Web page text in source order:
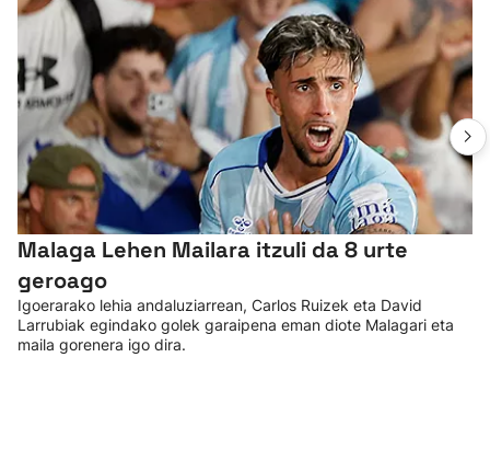
Malaga Lehen Mailara itzuli da 8 urte
geroago
Igoerarako lehia andaluziarrean, Carlos Ruizek eta David
Larrubiak egindako golek garaipena eman diote Malagari eta
maila gorenera igo dira.